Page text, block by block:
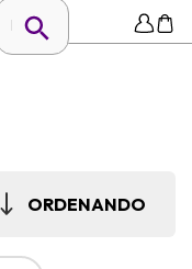
ORDENANDO